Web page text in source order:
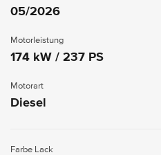
05/2026
Motorleistung
174 kW / 237 PS
Motorart
Diesel
Farbe Lack